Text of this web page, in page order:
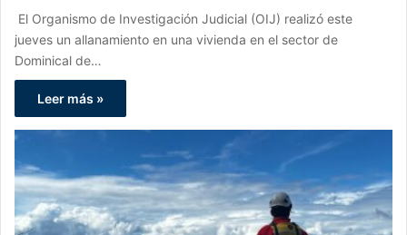
El Organismo de Investigación Judicial (OIJ) realizó este
jueves un allanamiento en una vivienda en el sector de
Dominical de…
Leer más »